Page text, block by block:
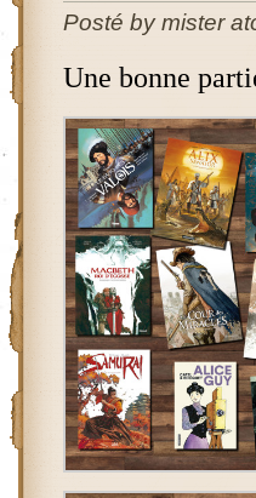
Posté by mister
Une bonne